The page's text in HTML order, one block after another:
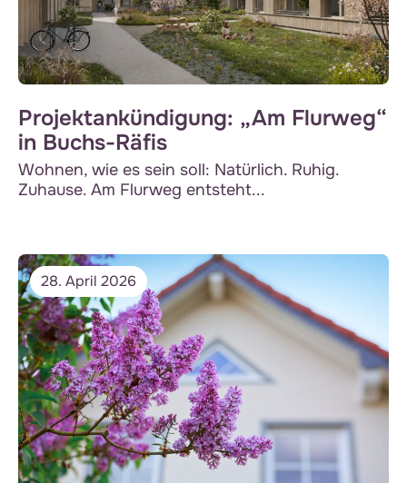
Projektankündigung: „Am Flurweg“
in Buchs-Räfis
Wohnen, wie es sein soll: Natürlich. Ruhig.
Zuhause. Am Flurweg entsteht...
28. April 2026